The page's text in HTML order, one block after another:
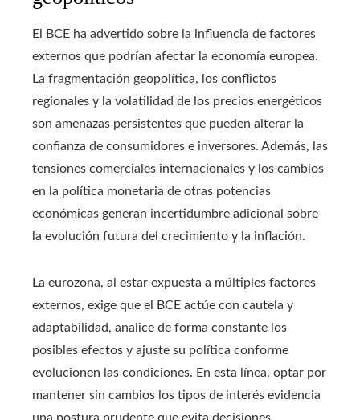
El BCE ha advertido sobre la influencia de factores
externos que podrían afectar la economía europea.
La fragmentación geopolítica, los conflictos
regionales y la volatilidad de los precios energéticos
son amenazas persistentes que pueden alterar la
confianza de consumidores e inversores. Además, las
tensiones comerciales internacionales y los cambios
en la política monetaria de otras potencias
económicas generan incertidumbre adicional sobre
la evolución futura del crecimiento y la inflación.
La eurozona, al estar expuesta a múltiples factores
externos, exige que el BCE actúe con cautela y
adaptabilidad, analice de forma constante los
posibles efectos y ajuste su política conforme
evolucionen las condiciones. En esta línea, optar por
mantener sin cambios los tipos de interés evidencia